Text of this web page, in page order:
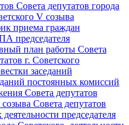
Совета депутатов города
V созыва
приема граждан
председателя
план работы Совета
г. Советского
заседаний
постоянных комиссий
Совета депутатов
Совета депутатов
деятельности председателя